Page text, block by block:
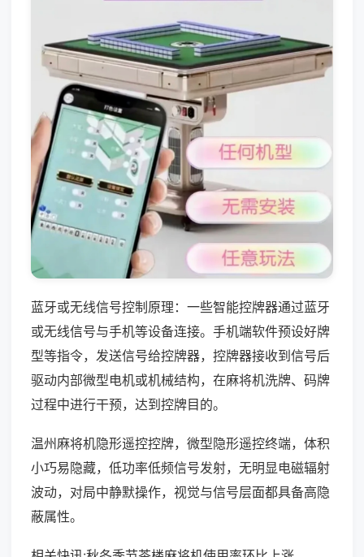
蓝牙或无线信号控制原理：一些智能控牌器通过蓝牙
或无线信号与手机等设备连接。手机端软件预设好牌
型等指令，发送信号给控牌器，控牌器接收到信号后
驱动内部微型电机或机械结构，在麻将机洗牌、码牌
过程中进行干预，达到控牌目的。
温州麻将机隐形遥控控牌，微型隐形遥控终端，体积
小巧易隐藏，低功率低频信号发射，无明显电磁辐射
波动，对局中静默操作，视觉与信号层面都具备高隐
蔽属性。